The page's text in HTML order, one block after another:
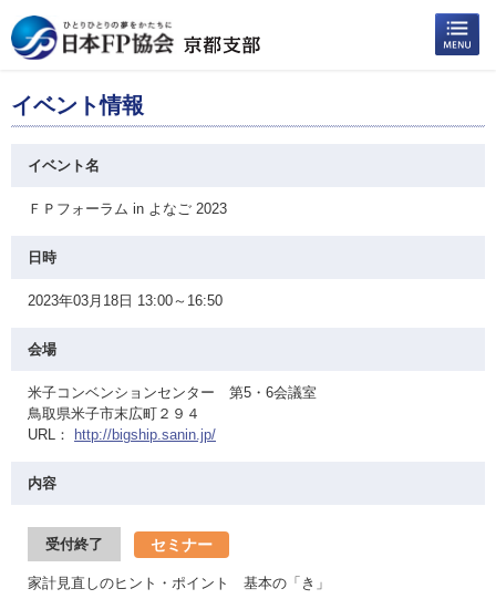
イベント情報
イベント名
ＦＰフォーラム in よなご 2023
日時
2023年03月18日 13:00～16:50
会場
米子コンベンションセンター 第5・6会議室
鳥取県米子市末広町２９４
URL：
http://bigship.sanin.jp/
内容
受付終了 セミナー
家計見直しのヒント・ポイント 基本の「き」